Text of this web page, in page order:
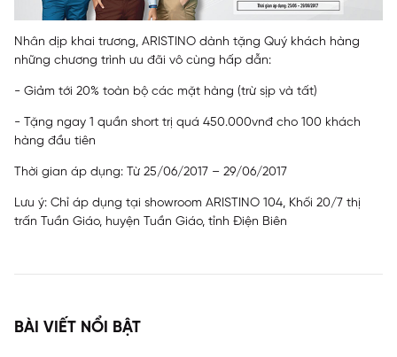
Nhân dịp khai trương, ARISTINO dành tặng Quý khách hàng
những chương trình ưu đãi vô cùng hấp dẫn:
- Giảm tới 20% toàn bộ các mặt hàng (trừ sịp và tất)
- Tặng ngay 1 quần short trị quá 450.000vnđ cho 100 khách
hàng đầu tiên
Thời gian áp dụng: Từ 25/06/2017 – 29/06/2017
Lưu ý: Chỉ áp dụng tại showroom ARISTINO 104, Khối 20/7 thị
trấn Tuần Giáo, huyện Tuần Giáo, tỉnh Điện Biên
BÀI VIẾT NỔI BẬT